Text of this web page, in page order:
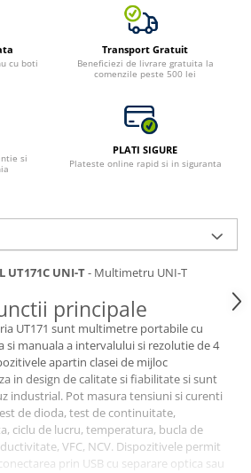
cu boti
Transport Gratuit
Beneficiezi de livrare gratuita la
comenzile peste 500 lei
si
PLATI SIGURE
Plateste online rapid si in siguranta
UT171C UNI-T- Multimetru UNI-T
principale
UT171 sunt multimetre portabile cu
manuala a intervalului si rezolutie de 4
apartin clasei de mijloc
in design de calitate si fiabilitate si sunt
industrial. Pot masura tensiuni si curenti
de dioda, test de continuitate,
ciclu de lucru, temperatura, bucla de
VFC, NCV. Dispozitivele permit
prin USB cu separare optica sau